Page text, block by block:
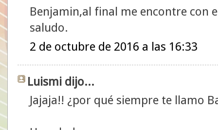
Benjamin,al final me encontre con
saludo.
2 de octubre de 2016 a las 16:33
Luismi dijo...
Jajaja!! ¿por qué siempre te llamo